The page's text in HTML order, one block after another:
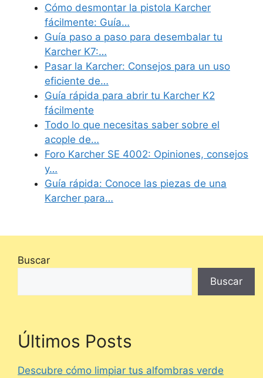
Cómo desmontar la pistola Karcher
fácilmente: Guía…
Guía paso a paso para desembalar tu
Karcher K7:…
Pasar la Karcher: Consejos para un uso
eficiente de…
Guía rápida para abrir tu Karcher K2
fácilmente
Todo lo que necesitas saber sobre el
acople de…
Foro Karcher SE 4002: Opiniones, consejos
y…
Guía rápida: Conoce las piezas de una
Karcher para…
Buscar
Buscar
Últimos Posts
Descubre cómo limpiar tus alfombras verde